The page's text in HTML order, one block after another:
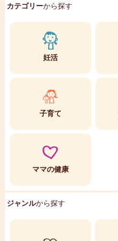
カテゴリーから探す
妊活
子育て
ママの健康
ジャンルから探す